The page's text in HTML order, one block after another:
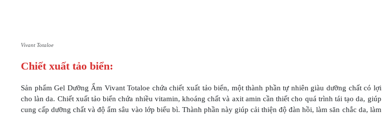
Vivant Totaloe
Chiết xuất tảo biển:
Sản phẩm Gel Dưỡng Ẩm Vivant Totaloe chứa chiết xuất tảo biển, một thành phần tự nhiên giàu dưỡng chất có lợi
cho làn da. Chiết xuất tảo biển chứa nhiều vitamin, khoáng chất và axit amin cần thiết cho quá trình tái tạo da, giúp
cung cấp dưỡng chất và độ ẩm sâu vào lớp biểu bì. Thành phần này giúp cải thiện độ đàn hồi, làm săn chắc da, làm